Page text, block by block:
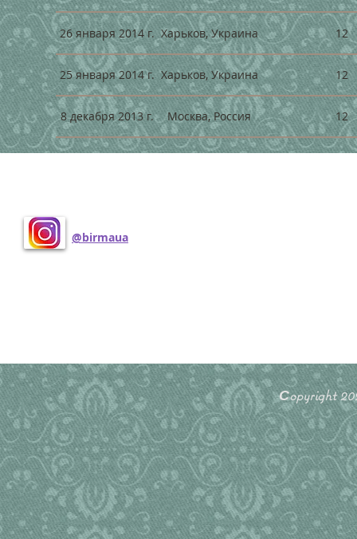
26 января 2014 г. Харьков, Украина 12
25 января 2014 г. Харьков, Украина 12
8 декабря 2013 г. Москва, Россия 12
7 декабря 2013 г. Москва, Россия 12
@birmaua
Сopyright